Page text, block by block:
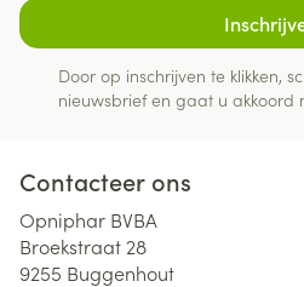
Door op inschrijven te klikken,
nieuwsbrief en gaat u akkoord
Contacteer ons
Opniphar BVBA
Broekstraat 28
9255 Buggenhout